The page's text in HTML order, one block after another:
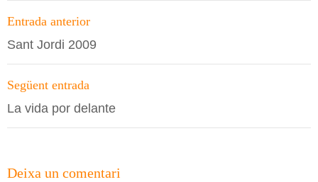
Navegació
per
les
entrades
Entrada anterior
Sant Jordi 2009
Següent entrada
La vida por delante
Deixa un comentari